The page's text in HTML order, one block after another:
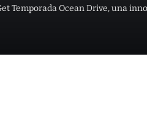
Temporada Ocean Drive, una